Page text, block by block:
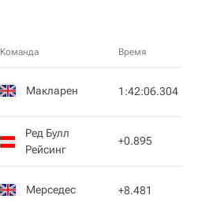
Команда Время
Макларен 1:42:06.304
Ред Булл
Рейсинг
+0.895
Мерседес +8.481